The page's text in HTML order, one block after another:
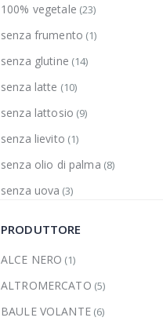
100% vegetale (23)
senza frumento (1)
senza glutine (14)
senza latte (10)
senza lattosio (9)
senza lievito (1)
senza olio di palma (8)
senza uova (3)
PRODUTTORE
ALCE NERO (1)
ALTROMERCATO (5)
BAULE VOLANTE(6)